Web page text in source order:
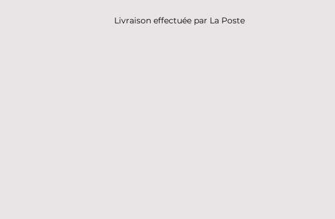
Livraison effectuée par La Poste